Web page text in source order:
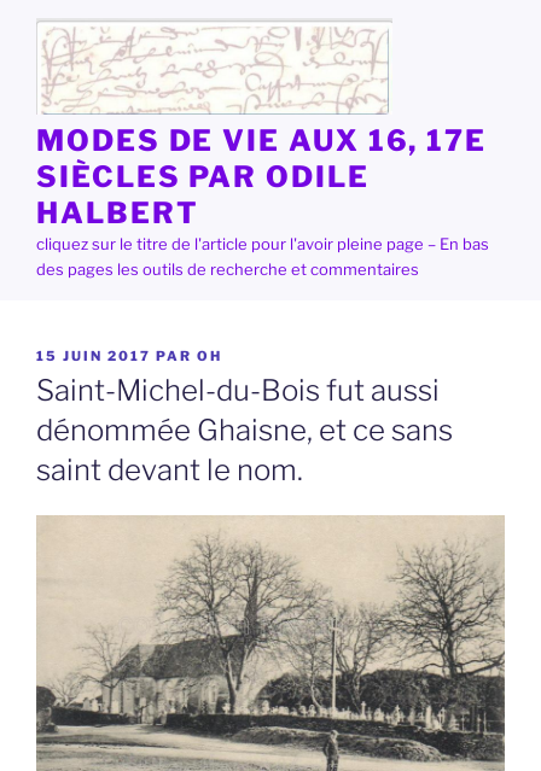
contenu
principal
MODES DE VIE AUX 16, 17E
SIÈCLES PAR ODILE
HALBERT
cliquez sur le titre de l'article pour l'avoir pleine page – En bas
des pages les outils de recherche et commentaires
PUBLIÉ
LE
15 JUIN 2017 PAR OH
Saint-Michel-du-Bois fut aussi
dénommée Ghaisne, et ce sans
saint devant le nom.